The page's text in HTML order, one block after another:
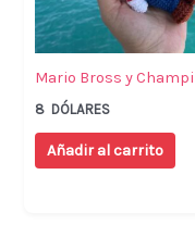
Mario Bross y
8 DÓLARES
Añadir al carrito